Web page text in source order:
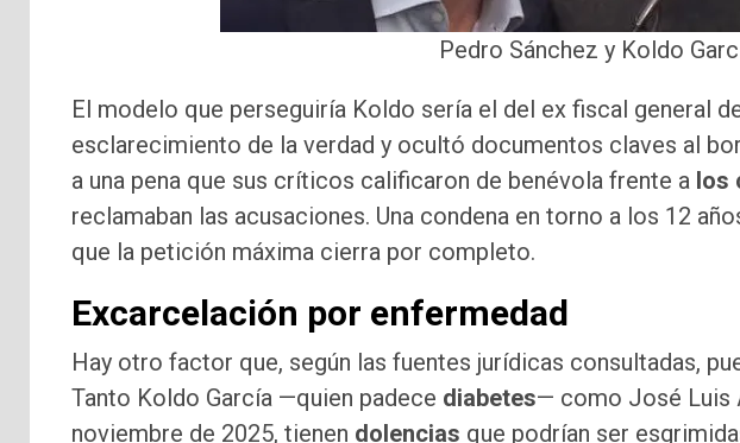
Pedro Sánchez y Koldo
El modelo que perseguiría Koldo sería el del ex fiscal general
esclarecimiento de la verdad y ocultó documentos claves al
a una pena que sus críticos calificaron de benévola frente a los
reclamaban las acusaciones. Una condena en torno a los 12
que la petición máxima cierra por completo.
Excarcelación por enfermedad
Hay otro factor que, según las fuentes jurídicas consultadas,
Tanto Koldo García —quien padece diabetes— como José Luis
noviembre de 2025, tienen dolencias que podrían ser